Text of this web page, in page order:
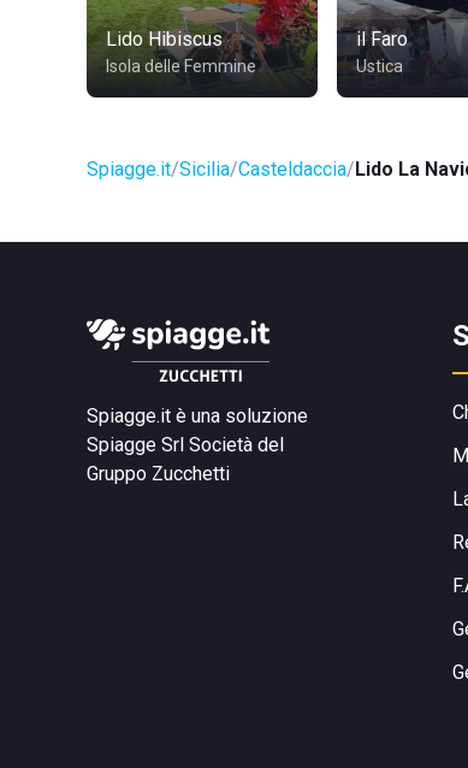
Lido Hibiscus
Isola delle Femmine
il Faro
Ustica
Spiagge.it Sicilia Casteldaccia Lido La
Spiagge.it è una soluzione
Spiagge Srl Società del
Gruppo Zucchetti